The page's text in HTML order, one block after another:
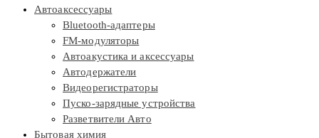
Автоаксессуары
Bluetooth-адаптеры
FM-модуляторы
Автоакустика и аксессуары
Автодержатели
Видеорегистраторы
Пуско-зарядные устройства
Разветвители Авто
Бытовая химия